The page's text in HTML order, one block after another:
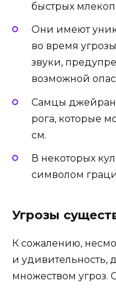
быстрых
Они имеют
во время
звуки,
возможной
Самцы
рога, которые
см.
В некоторых
символом
Угрозы
К сожалению,
и удивительность,
множеством угроз.